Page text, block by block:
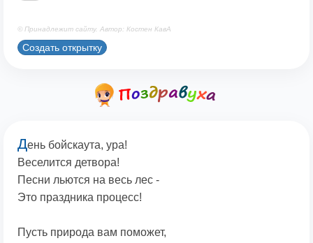
© Принадлежит сайту. Автор: Костен КавА
Создать открытку
День бойскаута, ура!
Веселится детвора!
Песни льются на весь лес -
Это праздника процесс!
Пусть природа вам поможет,